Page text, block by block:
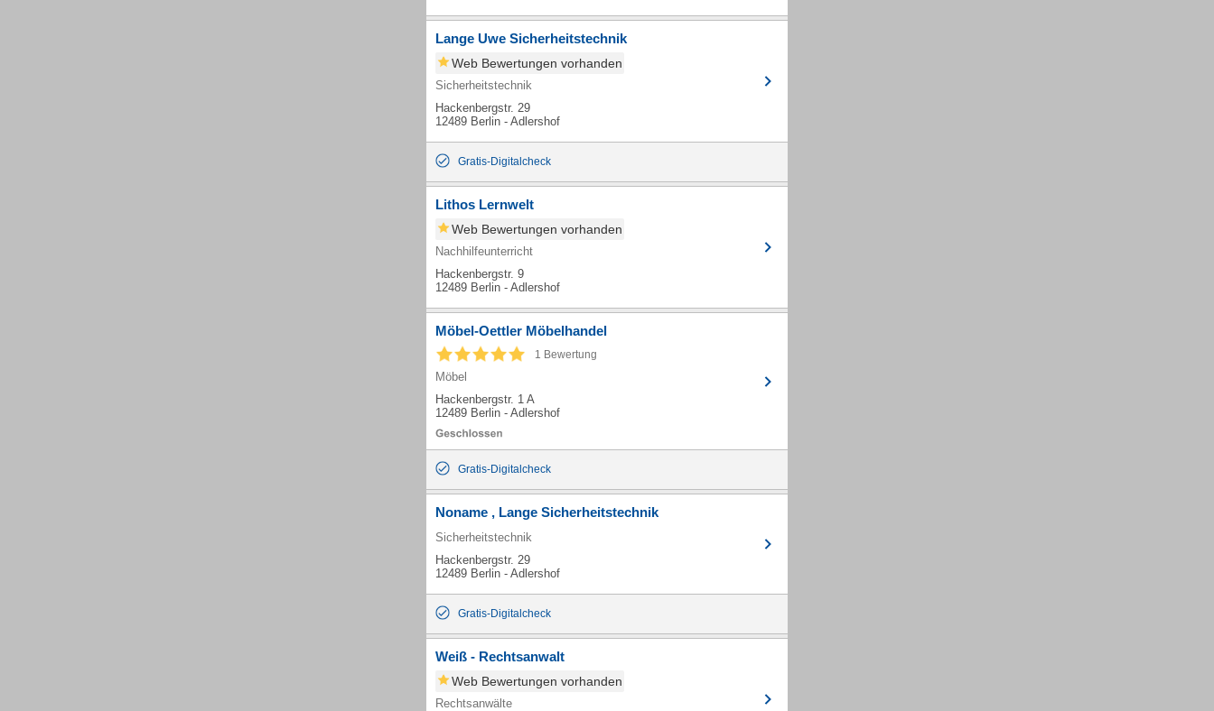
Lange Uwe Sicherheitstechnik
Web Bewertungen vorhanden
Sicherheitstechnik
Hackenbergstr. 29
12489 Berlin - Adlershof
Gratis-Digitalcheck
Lithos Lernwelt
Web Bewertungen vorhanden
Nachhilfeunterricht
Hackenbergstr. 9
12489 Berlin - Adlershof
Möbel-Oettler Möbelhandel
1 Bewertung
Möbel
Hackenbergstr. 1 A
12489 Berlin - Adlershof
Gratis-Digitalcheck
Noname , Lange Sicherheitstechnik
Sicherheitstechnik
Hackenbergstr. 29
12489 Berlin - Adlershof
Gratis-Digitalcheck
Weiß - Rechtsanwalt
Web Bewertungen vorhanden
Rechtsanwälte